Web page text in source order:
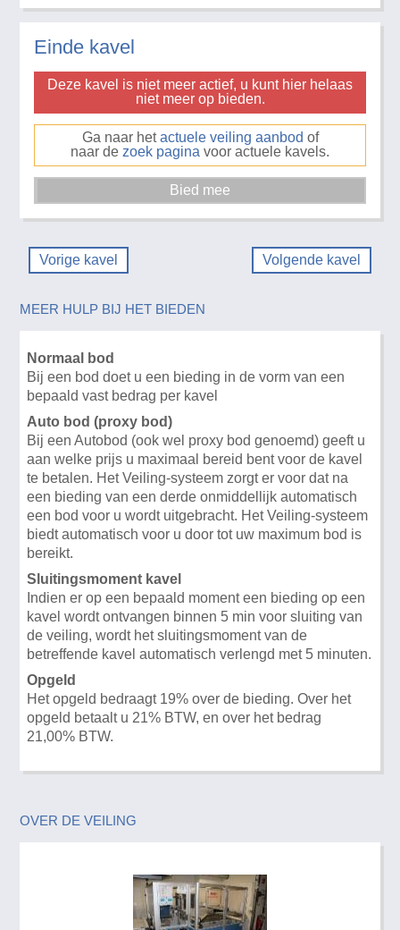
Einde kavel
Deze kavel is niet meer actief, u kunt hier helaas
niet meer op bieden.
Ga naar hetactuele veiling aanbod of
naar de zoek pagina voor actuele kavels.
Vorige kavel Volgende kavel
MEER HULP BIJ HET BIEDEN
Normaal bod
Bij een bod doet u een bieding in de vorm van een
bepaald vast bedrag per kavel
Auto bod (proxy bod)
Bij een Autobod (ook wel proxy bod genoemd) geeft u
aan welke prijs u maximaal bereid bent voor de kavel
te betalen. Het Veiling-systeem zorgt er voor dat na
een bieding van een derde onmiddellijk automatisch
een bod voor u wordt uitgebracht. Het Veiling-systeem
biedt automatisch voor u door tot uw maximum bod is
bereikt.
Sluitingsmoment kavel
Indien er op een bepaald moment een bieding op een
kavel wordt ontvangen binnen 5 min voor sluiting van
de veiling, wordt het sluitingsmoment van de
betreffende kavel automatisch verlengd met 5 minuten.
Opgeld
Het opgeld bedraagt 19% over de bieding. Over het
opgeld betaalt u 21% BTW, en over het bedrag
21,00% BTW.
OVER DE VEILING